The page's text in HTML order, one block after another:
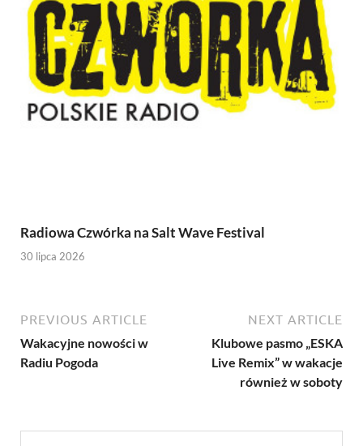
Radiowa Czwórka na Salt Wave Festival
30 lipca 2026
PREVIOUS ARTICLE
Wakacyjne nowości w
Radiu Pogoda
NEXT ARTICLE
Klubowe pasmo „ESKA
Live Remix” w wakacje
również w soboty